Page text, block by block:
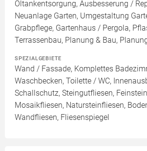
Öltankentsorgung, Ausbesserung /
Neuanlage Garten, Umgestaltung
Grabpflege, Gartenhaus / Pergola,
Terrassenbau, Planung & Bau,
SPEZIALGEBIETE
Wand / Fassade, Komplettes
Waschbecken, Toilette / WC,
Schallschutz, Steingutfliesen,
Mosaikfliesen, Natursteinfliesen,
Wandfliesen, Fliesenspiegel